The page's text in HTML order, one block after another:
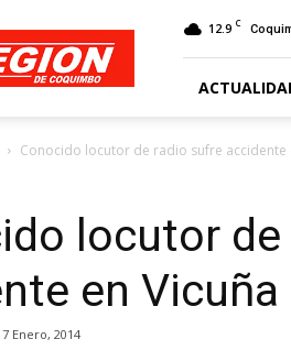
12.9 C
Conocido locutor de radio sufre accidente
locutor
en Vicuña
7 Enero, 2014